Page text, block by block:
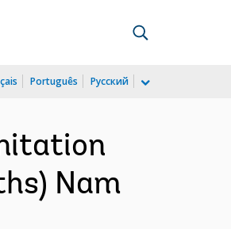
Português Русский
Nam